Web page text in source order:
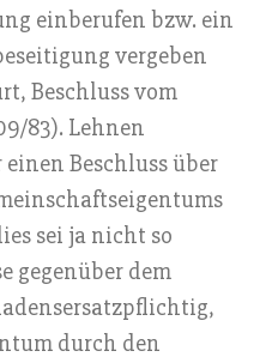
einberufen bzw. ein
vergeben
Beschluss vom
83). Lehnen
Beschluss über
sei ja nicht so
gegenüber dem
durch den